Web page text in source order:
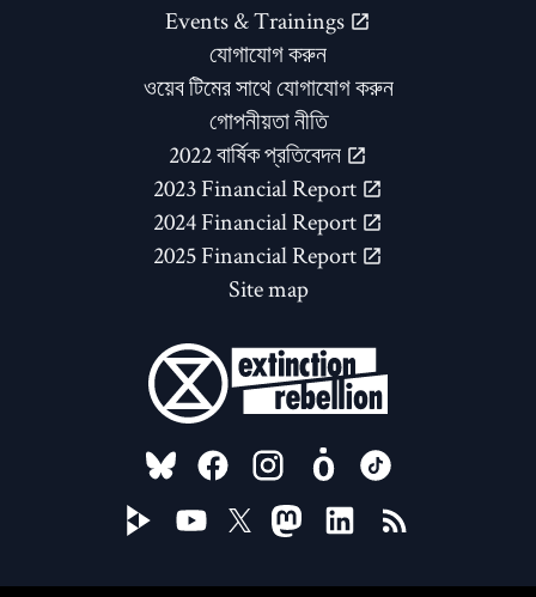
Events & Trainings
যোগাযোগ করুন
ওয়েব টিমের সাথে যোগাযোগ করুন
গোপনীয়তা নীতি
2022 বার্ষিক প্রতিবেদন
2023 Financial Report
2024 Financial Report
2025 Financial Report
Site map
FOLLOW US ON